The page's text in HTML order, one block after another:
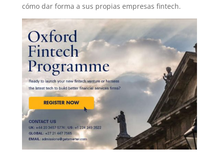
cómo dar forma a sus propias empresas fintech.